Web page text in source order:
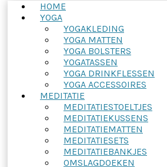
HOME
YOGA
YOGAKLEDING
YOGA MATTEN
YOGA BOLSTERS
YOGATASSEN
YOGA DRINKFLESSEN
YOGA ACCESSOIRES
MEDITATIE
MEDITATIESTOELTJES
MEDITATIEKUSSENS
MEDITATIEMATTEN
MEDITATIESETS
MEDITATIEBANKJES
OMSLAGDOEKEN